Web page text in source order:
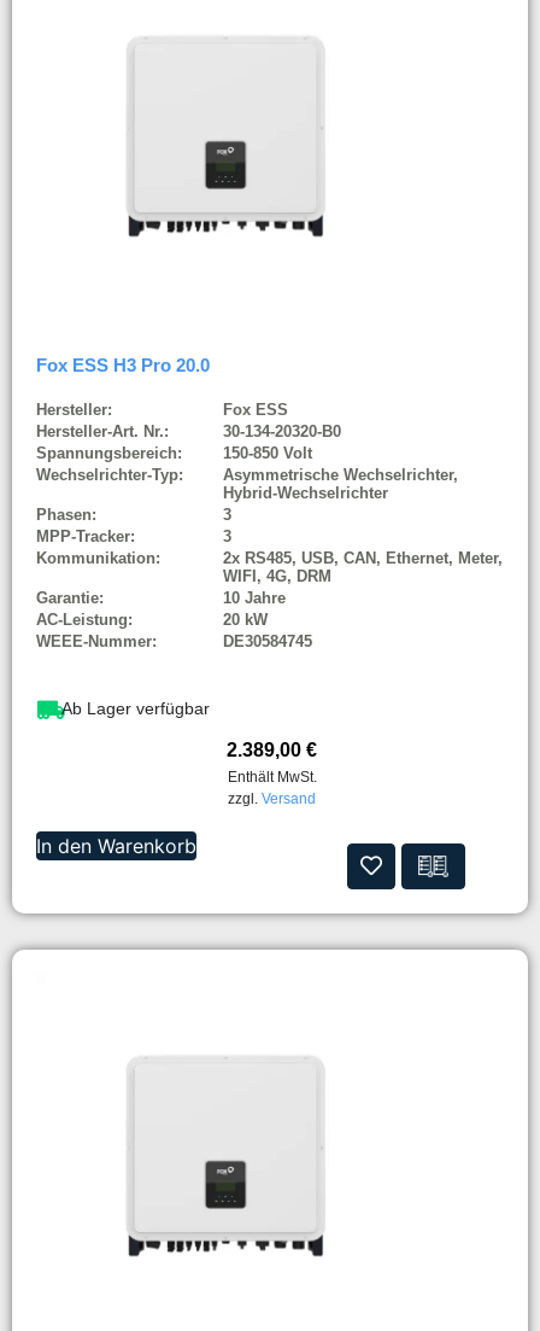
Fox ESS H3 Pro 20.0
Hersteller:
Fox ESS
Hersteller-Art. Nr.:
30-134-20320-B0
Spannungsbereich:
150-850 Volt
Wechselrichter-Typ:
Asymmetrische Wechselrichter,
Hybrid-Wechselrichter
Phasen:
3
MPP-Tracker:
3
Kommunikation:
2x RS485, USB, CAN, Ethernet, Meter,
WIFI, 4G, DRM
Garantie:
10 Jahre
AC-Leistung:
20 kW
WEEE-Nummer:
DE30584745
Ab Lager verfügbar
2.389,00 €
Enthält MwSt.
zzgl. Versand
In den Warenkorb